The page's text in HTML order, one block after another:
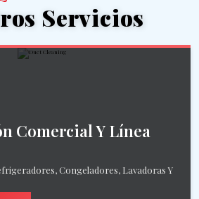
Servicios
Comercial Y Línea
Congeladores, Lavadoras Y